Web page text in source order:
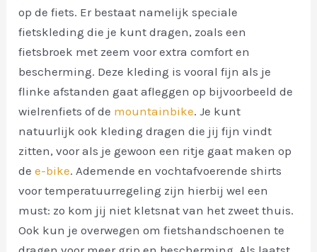
op de fiets. Er bestaat namelijk speciale
fietskleding die je kunt dragen, zoals een
fietsbroek met zeem voor extra comfort en
bescherming. Deze kleding is vooral fijn als je
flinke afstanden gaat afleggen op bijvoorbeeld de
wielrenfiets of de mountainbike. Je kunt
natuurlijk ook kleding dragen die jij fijn vindt
zitten, voor als je gewoon een ritje gaat maken op
dee-bike. Ademende en vochtafvoerende shirts
voor temperatuurregeling zijn hierbij wel een
must: zo kom jij niet kletsnat van het zweet thuis.
Ook kun je overwegen om fietshandschoenen te